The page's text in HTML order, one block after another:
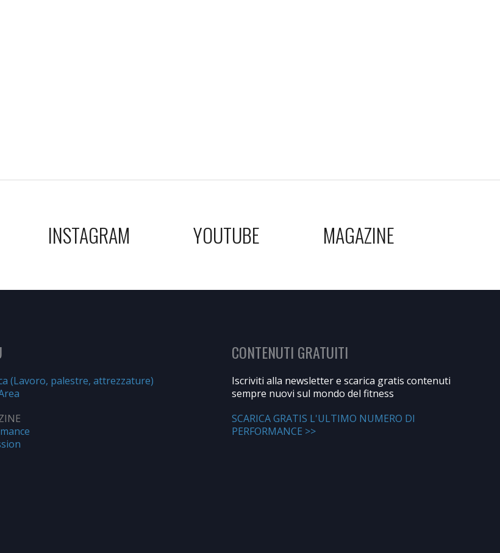
INSTAGRAM YOUTUBE MAGAZINE
(Lavoro, palestre, attrezzature)
CONTENUTI GRATUITI
Iscriviti alla newsletter e scarica gratis contenuti
sempre nuovi sul mondo del fitness
SCARICA GRATIS L'ULTIMO NUMERO DI
PERFORMANCE >>